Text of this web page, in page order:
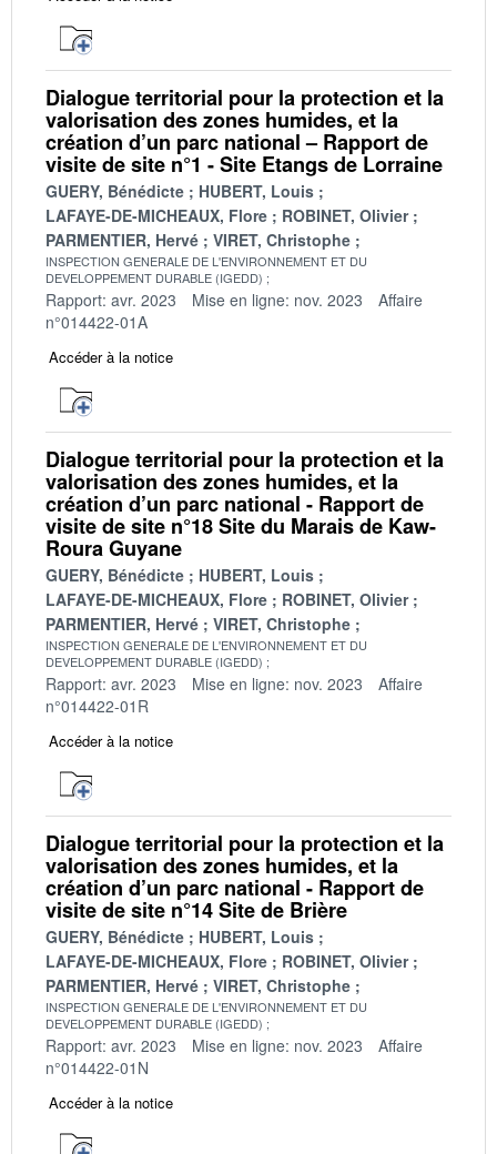
Dialogue territorial pour la protection et la
valorisation des zones humides, et la
création d’un parc national – Rapport de
visite de site n°1 - Site Etangs de Lorraine
GUERY, Bénédicte
HUBERT, Louis
LAFAYE-DE-MICHEAUX, Flore
ROBINET, Olivier
PARMENTIER, Hervé
VIRET, Christophe
INSPECTION GENERALE DE L'ENVIRONNEMENT ET DU
DEVELOPPEMENT DURABLE (IGEDD)
Rapport: avr. 2023 Mise en ligne: nov. 2023
Affaire
n°014422-01A
Accéder à la notice
Dialogue territorial pour la protection et la
valorisation des zones humides, et la
création d’un parc national - Rapport de
visite de site n°18 Site du Marais de Kaw-
Roura Guyane
GUERY, Bénédicte
HUBERT, Louis
LAFAYE-DE-MICHEAUX, Flore
ROBINET, Olivier
PARMENTIER, Hervé
VIRET, Christophe
INSPECTION GENERALE DE L'ENVIRONNEMENT ET DU
DEVELOPPEMENT DURABLE (IGEDD)
Rapport: avr. 2023 Mise en ligne: nov. 2023
Affaire
n°014422-01R
Accéder à la notice
Dialogue territorial pour la protection et la
valorisation des zones humides, et la
création d’un parc national - Rapport de
visite de site n°14 Site de Brière
GUERY, Bénédicte
HUBERT, Louis
LAFAYE-DE-MICHEAUX, Flore
ROBINET, Olivier
PARMENTIER, Hervé
VIRET, Christophe
INSPECTION GENERALE DE L'ENVIRONNEMENT ET DU
DEVELOPPEMENT DURABLE (IGEDD)
Rapport: avr. 2023 Mise en ligne: nov. 2023
Affaire
n°014422-01N
Accéder à la notice